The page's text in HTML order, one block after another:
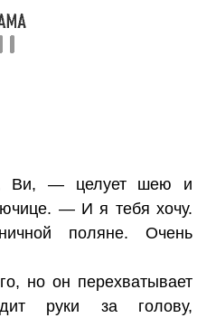
Ви, — целует шею и
— И я тебя хочу.
поляне. Очень
но он перехватывает
руки за голову,